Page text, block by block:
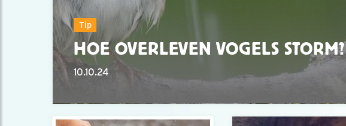
Tip
HOE OVERLEVEN VOGELS STORM?
10.10.24